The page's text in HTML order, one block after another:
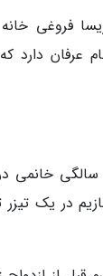
فروغی خانه
بار سال 1380 در 3
در یک تیزر